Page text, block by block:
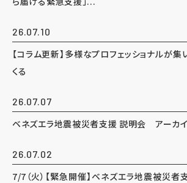
26.07.10
【コラム更新】多様なプロフェッショナルが集
くる
26.07.07
ベネズエラ地震被災者支援 説明会 アーカ
26.07.02
7/7（火）【緊急開催】ベネズエラ地震被災